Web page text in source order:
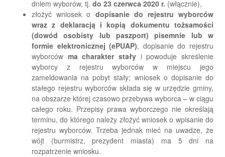
dniem wyborów, tj. do 23 czerwca 2020 r. (włącznie),
złożyć wniosek o dopisanie do rejestru wyborców
wraz z deklaracją i kopią dokumentu tożsamości
(dowód osobisty lub paszport) pisemnie lub w
formie elektronicznej (ePUAP), dopisanie do rejestru
wyborców ma charakter stały i powoduje skreślenie
wyborcy z rejestru wyborców w miejscu jego
zameldowania na pobyt stały; wniosek o dopisanie do
stałego rejestru wyborców składa się w urzędzie gminy,
na obszarze której czasowo przebywa wyborca – w ciągu
całego roku. Przepisy prawa wyborczego nie określają
terminu, do którego należy złożyć wniosek o wpisanie do
rejestru wyborców. Trzeba jednak mieć na uwadze, że
wójt (burmistrz, prezydent miasta) ma 5 dni na
rozpatrzenie wniosku.